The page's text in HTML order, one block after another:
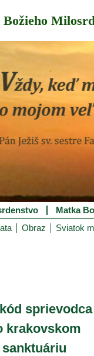
Matka
Obraz Sviatok
sprievodca
krakovskom
sanktuáriu